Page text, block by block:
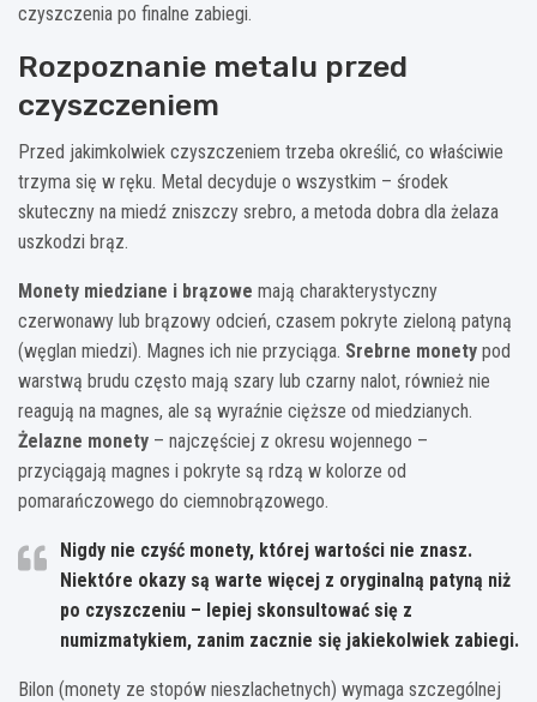
czyszczenia po finalne zabiegi.
Rozpoznanie metalu przed
czyszczeniem
Przed jakimkolwiek czyszczeniem trzeba określić, co właściwie
trzyma się w ręku. Metal decyduje o wszystkim – środek
skuteczny na miedź zniszczy srebro, a metoda dobra dla żelaza
uszkodzi brąz.
Monety miedziane i brązowe mają charakterystyczny
czerwonawy lub brązowy odcień, czasem pokryte zieloną patyną
(węglan miedzi). Magnes ich nie przyciąga. Srebrne monety pod
warstwą brudu często mają szary lub czarny nalot, również nie
reagują na magnes, ale są wyraźnie cięższe od miedzianych.
Żelazne monety – najczęściej z okresu wojennego –
przyciągają magnes i pokryte są rdzą w kolorze od
pomarańczowego do ciemnobrązowego.
Nigdy nie czyść monety, której wartości nie znasz.
Niektóre okazy są warte więcej z oryginalną patyną niż
po czyszczeniu – lepiej skonsultować się z
numizmatykiem, zanim zacznie się jakiekolwiek zabiegi.
Bilon (monety ze stopów nieszlachetnych) wymaga szczególnej